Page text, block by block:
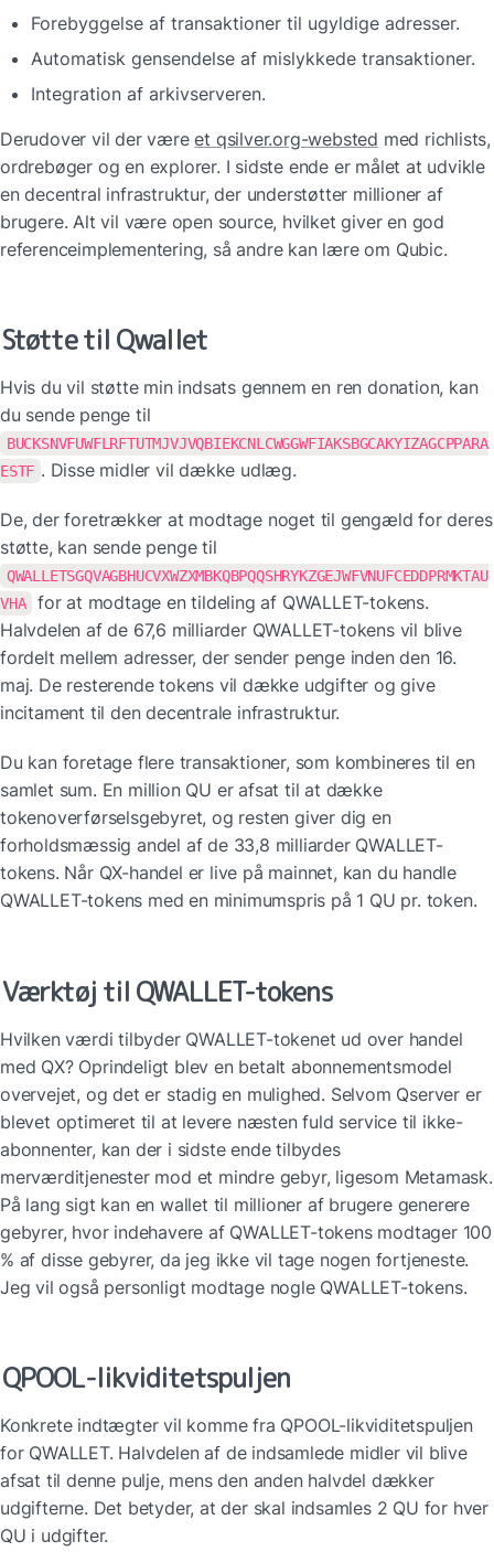
Forebyggelse af transaktioner til ugyldige adresser.
Automatisk gensendelse af mislykkede transaktioner.
Integration af arkivserveren.
Derudover vil der være et qsilver.org-websted med richlists,
ordrebøger og en explorer. I sidste ende er målet at udvikle
en decentral infrastruktur, der understøtter millioner af
brugere. Alt vil være open source, hvilket giver en god
referenceimplementering, så andre kan lære om Qubic.
Støtte til Qwallet
Hvis du vil støtte min indsats gennem en ren donation, kan
BUCKSNVFUWFLRFTUTMJVJVQBIEKCNLCWGGWFIAKSBGCAKYIZAGCPPARA
ESTF . Disse midler vil dække udlæg.
De, der foretrækker at modtage noget til gengæld for deres
QWALLETSGQVAGBHUCVXWZXMBKQBPQQSHRYKZGEJWFVNUFCEDDPRMKTAU
VHA
for at modtage en tildeling af QWALLET-tokens.
Halvdelen af de 67,6 milliarder QWALLET-tokens vil blive
fordelt mellem adresser, der sender penge inden den 16.
maj. De resterende tokens vil dække udgifter og give
incitament til den decentrale infrastruktur.
Du kan foretage flere transaktioner, som kombineres til en
samlet sum. En million QU er afsat til at dække
tokenoverførselsgebyret, og resten giver dig en
forholdsmæssig andel af de 33,8 milliarder QWALLET-
tokens. Når QX-handel er live på mainnet, kan du handle
QWALLET-tokens med en minimumspris på 1 QU pr. token.
Værktøj til QWALLET-tokens
Hvilken værdi tilbyder QWALLET-tokenet ud over handel
med QX? Oprindeligt blev en betalt abonnementsmodel
overvejet, og det er stadig en mulighed. Selvom Qserver er
blevet optimeret til at levere næsten fuld service til ikke-
abonnenter, kan der i sidste ende tilbydes
merværditjenester mod et mindre gebyr, ligesom Metamask.
På lang sigt kan en wallet til millioner af brugere generere
gebyrer, hvor indehavere af QWALLET-tokens modtager 100
% af disse gebyrer, da jeg ikke vil tage nogen fortjeneste.
Jeg vil også personligt modtage nogle QWALLET-tokens.
QPOOL-likviditetspuljen
Konkrete indtægter vil komme fra QPOOL-likviditetspuljen
for QWALLET. Halvdelen af de indsamlede midler vil blive
afsat til denne pulje, mens den anden halvdel dækker
udgifterne. Det betyder, at der skal indsamles 2 QU for hver
QU i udgifter.